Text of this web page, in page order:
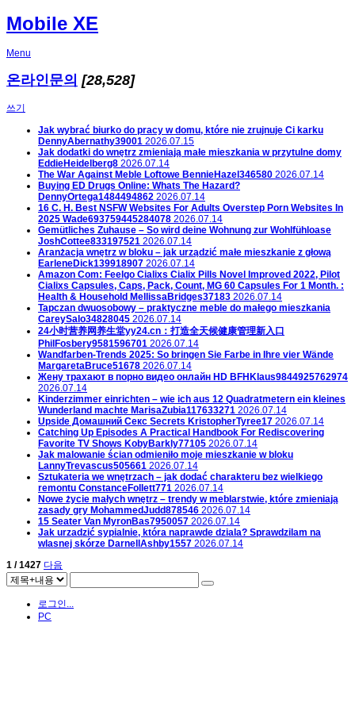
Mobile XE
Menu
온라인문의 [28,528]
쓰기
Jak wybrać biurko do pracy w domu, które nie zrujnuje Ci karku
DennyAbernathy39001 2026.07.15
Jak dodatki do wnętrz zmieniają małe mieszkania w przytulne domy
EddieHeidelberg8 2026.07.14
The War Against Meble Loftowe BennieHazel346580 2026.07.14
Buying ED Drugs Online: Whats The Hazard?
DennyOrtega1484494862 2026.07.14
16 C. H. Best NSFW Websites For Adults Overstep Porn Websites In
2025 Wade693759445284078 2026.07.14
Gemütliches Zuhause – So wird deine Wohnung zur Wohlfühloase
JoshCottee833197521 2026.07.14
Aranżacja wnętrz w bloku – jak urządzić małe mieszkanie z głową
EarleneDick139918907 2026.07.14
Amazon Com: Feelgo Cialixs Cialix Pills Novel Improved 2022, Pilot
Cialixs Capsules, Caps, Pack, Count, MG 60 Capsules For 1 Month. :
Health & Household MellissaBridges37183 2026.07.14
Tapczan dwuosobowy – praktyczne meble do małego mieszkania
CareySalo34828045 2026.07.14
24小时营养网养生堂yy24.cn：打造全天候健康管理新入口
PhilFosbery9581596701 2026.07.14
Wandfarben-Trends 2025: So bringen Sie Farbe in Ihre vier Wände
MargaretaBruce51678 2026.07.14
Жену трахают в порно видео онлайн HD BFHKlaus9844925762974
2026.07.14
Kinderzimmer einrichten – wie ich aus 12 Quadratmetern ein kleines
Wunderland machte MarisaZubia117633271 2026.07.14
Upside Домашний Секс Secrets KristopherTyree17 2026.07.14
Catching Up Episodes A Practical Handbook For Rediscovering
Favorite TV Shows KobyBarkly77105 2026.07.14
Jak malowanie ścian odmieniło moje mieszkanie w bloku
LannyTrevascus505661 2026.07.14
Sztukateria we wnętrzach – jak dodać charakteru bez wielkiego
remontu ConstanceFollett771 2026.07.14
Nowe życie małych wnętrz – trendy w meblarstwie, które zmieniają
zasady gry MohammedJudd878546 2026.07.14
15 Seater Van MyronBas7950057 2026.07.14
Jak urzadzić sypialnie, która naprawde dziala? Sprawdzilam na
wlasnej skórze DarnellAshby1557 2026.07.14
1 / 1427 다음
로그인...
PC